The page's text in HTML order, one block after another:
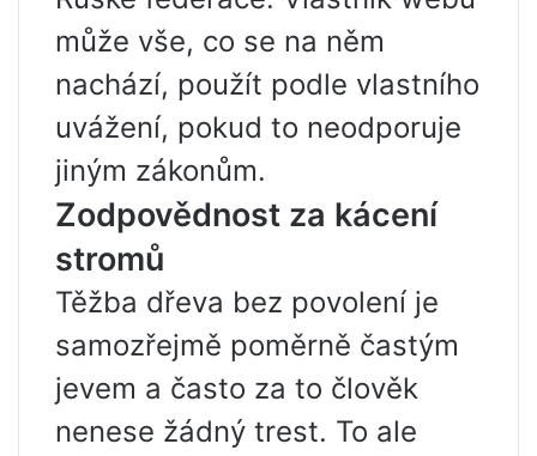
může vše, co se na něm
nachází, použít podle vlastního
uvážení, pokud to neodporuje
jiným zákonům.
Zodpovědnost za kácení
stromů
Těžba dřeva bez povolení je
samozřejmě poměrně častým
jevem a často za to člověk
nenese žádný trest. To ale